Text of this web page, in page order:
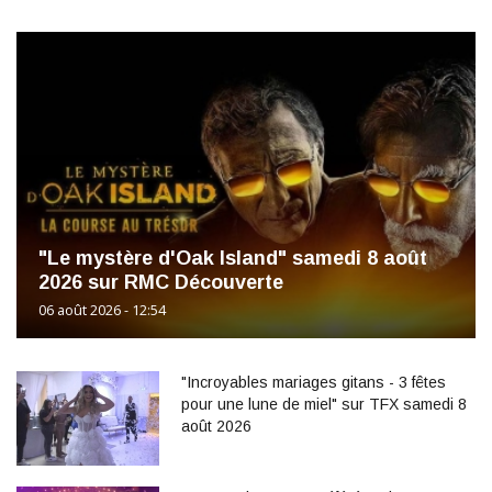
"Le mystère d'Oak Island" samedi 8 août
2026 sur RMC Découverte
06 août 2026 - 12:54
"Incroyables mariages gitans - 3 fêtes
pour une lune de miel" sur TFX samedi 8
août 2026